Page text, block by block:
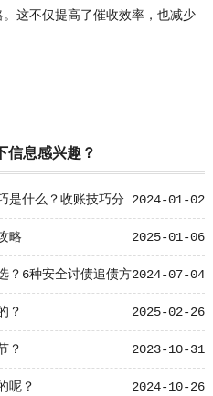
这不仅提高了催收效率，也减少
信息感兴趣？
2024-01-02
是什么？收账技巧分
2025-01-06
略
2024-07-04
？6种安全讨债追债方
2025-02-26
？
2023-10-31
？
2024-10-26
呢？